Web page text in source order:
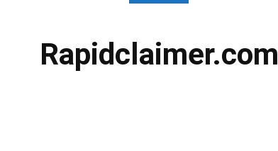
Rapidclaimer.com